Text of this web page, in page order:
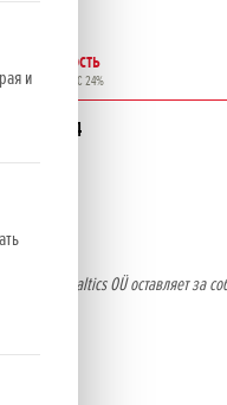
и
Стоимость
EUR вкл. НДС 24%
2 474
Import Baltics OÜ оставляет за